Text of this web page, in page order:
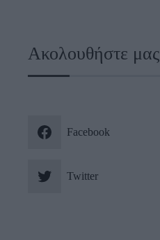
Ακολουθήστε μας
Facebook
Twitter